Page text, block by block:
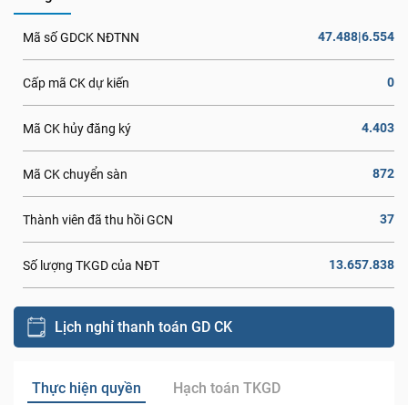
Mã số GDCK NĐTNN 47.488|6.554
Cấp mã CK dự kiến 0
Mã CK hủy đăng ký 4.403
Mã CK chuyển sàn 872
Thành viên đã thu hồi GCN 37
Số lượng TKGD của NĐT 13.657.838
Lịch nghỉ thanh toán GD CK
Thực hiện quyền Hạch toán TKGD